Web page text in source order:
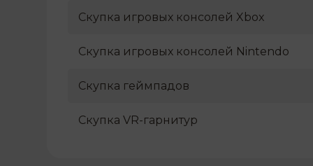
Скупка игровых консолей Xbox
Скупка игровых консолей Nintendo
Скупка геймпадов
Скупка VR-гарнитур